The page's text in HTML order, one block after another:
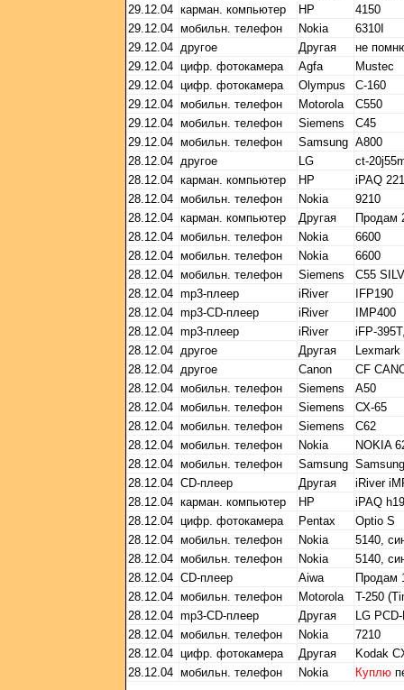
29.12.04 карман. компьютер HP
4150
29.12.04 мобильн. телефон Nokia
6310I
29.12.04 другое Другая
не
29.12.04 цифр. фотокамера Agfa
Mustec
29.12.04 цифр. фотокамера Olympus
C-160
29.12.04 мобильн. телефон Motorola
C550
29.12.04 мобильн. телефон Siemens
C45
29.12.04 мобильн. телефон Samsung A800
28.12.04 другое LG
ct-
28.12.04 карман. компьютер HP
iPAQ
28.12.04 мобильн. телефон Nokia
9210
28.12.04 карман. компьютер Другая
Продам
28.12.04 мобильн. телефон Nokia
6600
28.12.04 мобильн. телефон Nokia
6600
28.12.04 мобильн. телефон Siemens
C55
28.12.04 mp3-плеер iRiver
IFP190
28.12.04 mp3-CD-плеер iRiver
IMP400
28.12.04 mp3-плеер iRiver
iFP-
28.12.04 другое Другая
Lexmark
28.12.04 другое Canon
CF
28.12.04 мобильн. телефон Siemens
A50
28.12.04 мобильн. телефон Siemens
СХ-65
28.12.04 мобильн. телефон Siemens
С62
28.12.04 мобильн. телефон Nokia
NOKIA
28.12.04 мобильн. телефон Samsung
28.12.04 CD-плеер Другая
iRiver
28.12.04 карман. компьютер HP
iPAQ
28.12.04 цифр. фотокамера Pentax
Optio S
28.12.04 мобильн. телефон Nokia
5140,
28.12.04 мобильн. телефон Nokia
5140,
28.12.04 CD-плеер Aiwa
Продам
28.12.04 мобильн. телефон Motorola
T-250
28.12.04 mp3-CD-плеер Другая
LG
28.12.04 мобильн. телефон Nokia
7210
28.12.04 цифр. фотокамера Другая
Kodak
28.12.04 мобильн. телефон Nokia Куплю